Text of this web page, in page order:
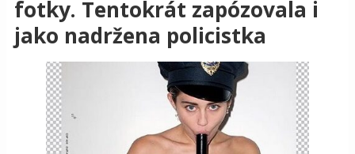
fotky. Tentokrát zapózovala i
jako nadržena policistka